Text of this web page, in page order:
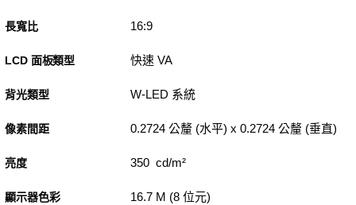
長寬比 16:9
LCD 面板類型 快速 VA
背光類型 W-LED 系統
像素間距 0.2724 公釐 (水平) x 0.2724 公釐 (垂直)
亮度 350 cd/m²
顯示器色彩 16.7 M (8 位元)